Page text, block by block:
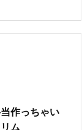
作っちゃい
ム